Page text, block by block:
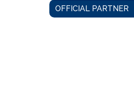
OFFICIAL PARTNER